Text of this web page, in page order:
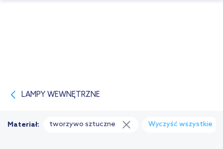
LAMPY WEWNĘTRZNE
Materiał: tworzywo sztuczne Wyczyść wszystkie